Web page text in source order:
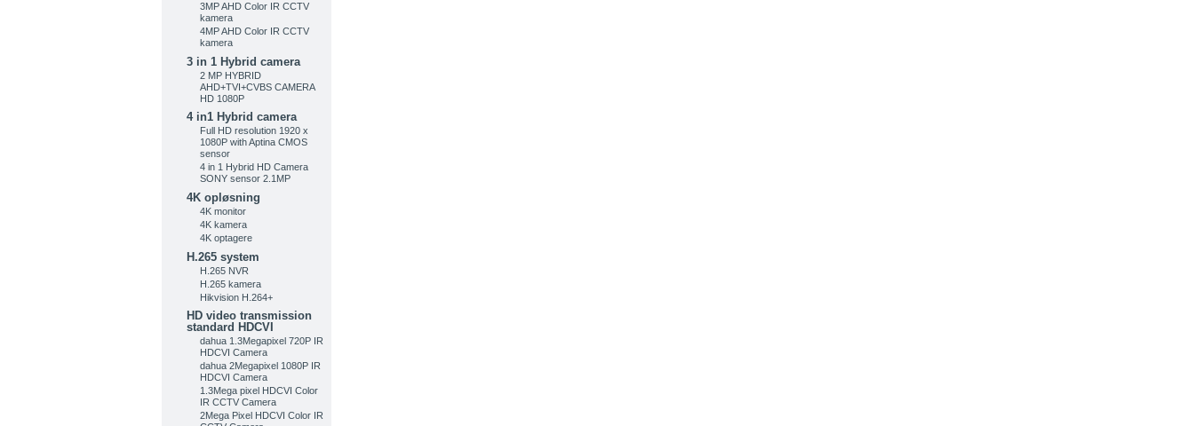
3MP AHD Color IR CCTV
kamera
4MP AHD Color IR CCTV
kamera
3 in 1 Hybrid camera
2 MP HYBRID
AHD+TVI+CVBS CAMERA
HD 1080P
4 in1 Hybrid camera
Full HD resolution 1920 x
1080P with Aptina CMOS
sensor
4 in 1 Hybrid HD Camera
SONY sensor 2.1MP
4K opløsning
4K monitor
4K kamera
4K optagere
H.265 system
H.265 NVR
H.265 kamera
Hikvision H.264+
HD video transmission
standard HDCVI
dahua 1.3Megapixel 720P IR
HDCVI Camera
dahua 2Megapixel 1080P IR
HDCVI Camera
1.3Mega pixel HDCVI Color
IR CCTV Camera
2Mega Pixel HDCVI Color IR